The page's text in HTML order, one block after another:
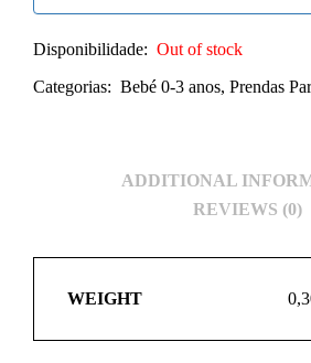
Disponibilidade: Out of stock
Categorias: Bebé 0-3 anos, Prendas
ADDITIONAL
REVIEWS (0)
WEIGHT